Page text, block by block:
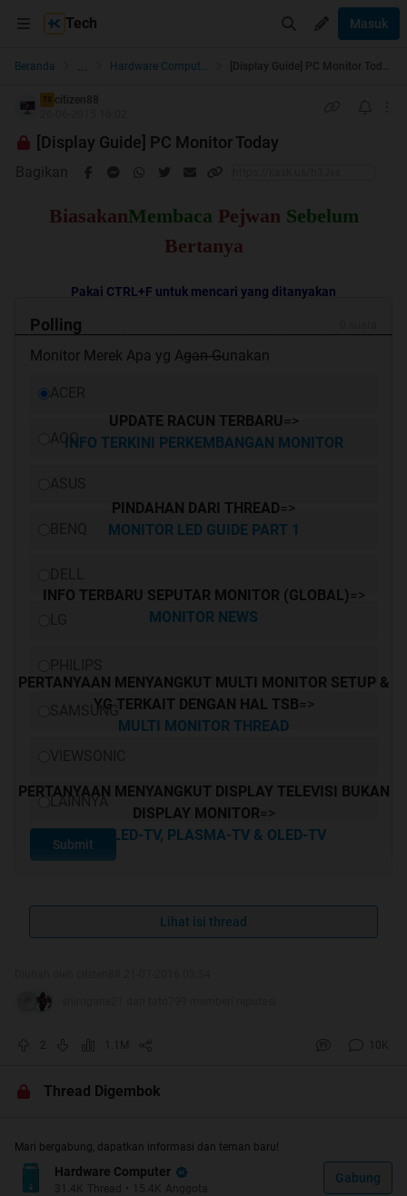
Tech Masuk
Beranda ... Hardware Computer
TS citizen88
[Display Guide] PC Monitor Today
Bagikan
BiasakanMembaca Pejwan Sebelum
Bertanya
Pakai CTRL+F untuk mencari yang ditanyakan
--------------------------------------------------------------------------------------------------------
-----------
UPDATE RACUN TERBARU
=>
INFO TERKINI PERKEMBANGAN MONITOR
PINDAHAN DARI THREAD
MONITOR LED GUIDE PART 1
INFO TERBARU SEPUTAR MONITOR (GLOBAL)
MONITOR NEWS
PERTANYAAN MENYANGKUT MULTI MONITOR SETUP &
YG TERKAIT DENGAN HAL TSB
MULTI MONITOR THREAD
PERTANYAAN MENYANGKUT DISPLAY TELEVISI BUKAN
DISPLAY MONITOR
LCD/LED-TV, PLASMA-TV & OLED-TV
MONITOR/HW PC
PERTANYAAN SEPUTAR LAPTOP DAN MASALAHNYA
PERTANYAAN MENYANGKUT TIPE/HARGA H/W
--------------------------------------------------------------------------------------------------------
-----------
Polling
Monitor Merek Apa yg Agan Gunakan
AOC
SAMSUNG
LAINNYA
Submit
Lihat isi thread
2
Thread Digembok
Mari bergabung, dapatkan informasi dan teman baru!
Hardware Computer
31.4K Thread • 15.4K Anggota
Gabung